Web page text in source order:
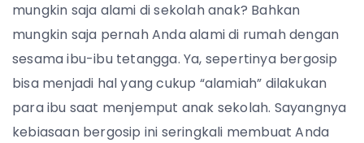
mungkin saja alami di sekolah anak? Bahkan
mungkin saja pernah Anda alami di rumah dengan
sesama ibu-ibu tetangga. Ya, sepertinya bergosip
bisa menjadi hal yang cukup “alamiah” dilakukan
para ibu saat menjemput anak sekolah. Sayangnya
kebiasaan bergosip ini seringkali membuat Anda